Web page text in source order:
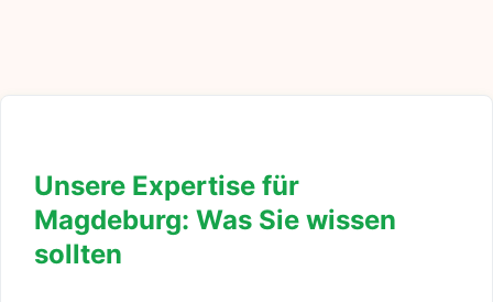
Unsere Expertise für
Magdeburg: Was Sie wissen
sollten